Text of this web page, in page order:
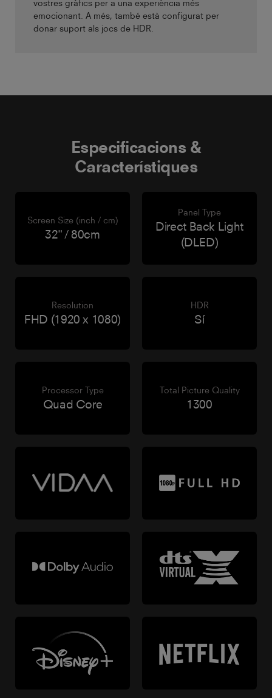
vostres gràfics per a una experiència més
emocionant. A més, també està configurat per
donar suport als jocs de HDR.
Especificacions &
Característiques
Screen Size (inch / cm)
32" / 80cm
Panel Type
Direct Back Light
(DLED)
Resolution
FHD (1920 x 1080)
HDR
Sí
Processor Type
Quad Core
Total Picture Quality
1300